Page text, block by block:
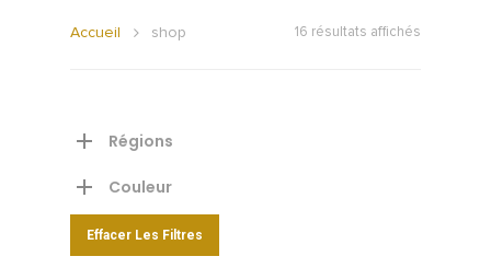
16 résultats affichés
Accueil shop
Régions
Couleur
Effacer Les Filtres